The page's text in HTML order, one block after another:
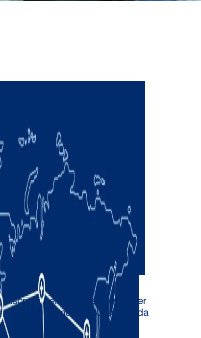
Iscriviti per ricevere newsletter
e aggiornamenti occasionali da